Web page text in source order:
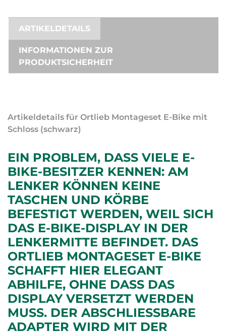
ARTIKELDETAILS
INFORMATIONEN ZUR
PRODUKTSICHERHEIT
Artikeldetails für Ortlieb Montageset E-Bike mit
Schloss (schwarz)
EIN PROBLEM, DASS VIELE E-
BIKE-BESITZER KENNEN: AM
LENKER KÖNNEN KEINE
TASCHEN UND KÖRBE
BEFESTIGT WERDEN, WEIL SICH
DAS E-BIKE-DISPLAY IN DER
LENKERMITTE BEFINDET. DAS
ORTLIEB MONTAGESET E-BIKE
SCHAFFT HIER ELEGANT
ABHILFE, OHNE DASS DAS
DISPLAY VERSETZT WERDEN
MUSS. DER ABSCHLIESSBARE A
DAPTER WIRD MIT DER B